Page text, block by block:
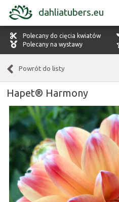
dahliatubers.eu
Polecany do cięcia kwiatów
Polecany na wystawy
Powrót do listy
Hapet® Harmony